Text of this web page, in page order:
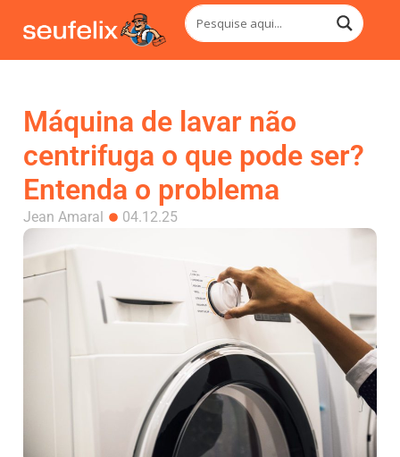
Máquina de lavar não
centrifuga o que pode ser?
Entenda o problema
Jean Amaral 04.12.25